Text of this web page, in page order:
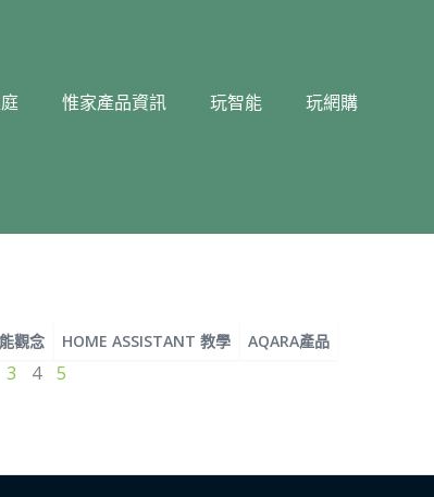
惟家產品資訊 玩智能
玩網購
觀念 HOME ASSISTANT 教學 AQARA產品
頁
3
頁
4
頁
5